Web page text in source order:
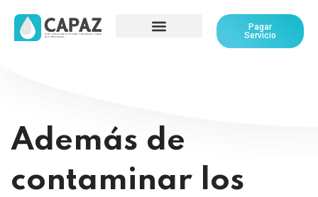
Pagar
Servicio
Además de
contaminar los